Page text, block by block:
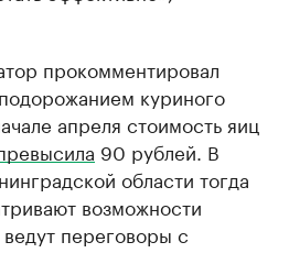
прокомментировал
куриного
апреля стоимость яиц
90 рублей. В
области тогда
возможности
переговоры с